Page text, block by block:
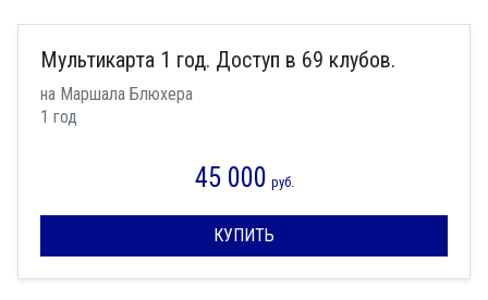
Мультикарта 1 год. Доступ в 69 клубов.
на Маршала Блюхера
1 год
45 000 руб.
КУПИТЬ